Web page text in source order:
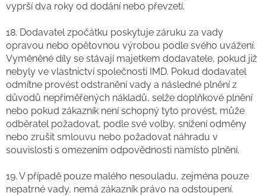
vyprší dva roky od dodání nebo převzetí.
18. Dodavatel zpočátku poskytuje záruku za vady
opravou nebo opětovnou výrobou podle svého uvážení.
Vyměněné díly se stávají majetkem dodavatele, pokud již
nebyly ve vlastnictví společnosti IMD. Pokud dodavatel
odmítne provést odstranění vady a následné plnění z
důvodů nepřiměřených nákladů, selže doplňkové plnění
nebo pokud zákazník není schopný tyto provést, může
odběratel požadovat, podle své volby, snížení odměny
nebo zrušit smlouvu nebo požadovat náhradu v
souvislosti s omezením odpovědnosti namísto plnění.
19. V případě pouze malého nesouladu, zejména pouze
nepatrné vady, nemá zákazník právo na odstoupení.